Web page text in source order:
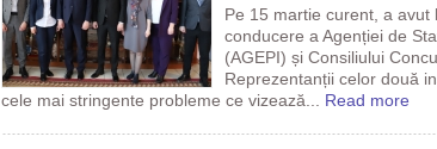
Pe 15 martie curent, a
conducere a Agenției de
(AGEPI) și Consiliului
Reprezentanții celor două
cele mai stringente probleme ce vizează... Read more